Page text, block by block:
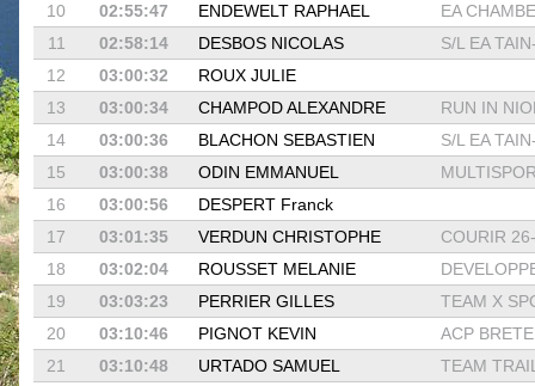
10
02:55:47 ENDEWELT RAPHAEL
EA
11
02:58:14 DESBOS NICOLAS
S/L EA
12
03:00:32
ROUX JULIE
13
03:00:34 CHAMPOD ALEXANDRE
RUN IN
14
03:00:36 BLACHON SEBASTIEN
S/L EA
15
03:00:38 ODIN EMMANUEL
16
03:00:56
DESPERT Franck
17
03:01:35 VERDUN CHRISTOPHE
COURIR
18
03:02:04 ROUSSET MELANIE
19
03:03:23 PERRIER GILLES
TEAM X
20
03:10:46 PIGNOT KEVIN
ACP
21
03:10:48 URTADO SAMUEL
TEAM